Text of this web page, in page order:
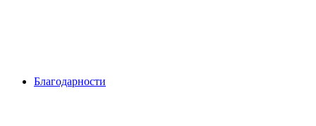
Благодарности